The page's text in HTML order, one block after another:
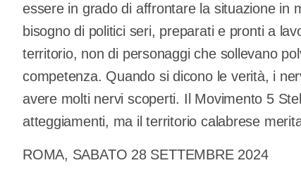
essere in grado di affrontare la situazione in
bisogno di politici seri, preparati e pronti a
territorio, non di personaggi che sollevano
competenza. Quando si dicono le verità, i
avere molti nervi scoperti. Il Movimento 5
atteggiamenti, ma il territorio calabrese
ROMA, SABATO 28 SETTEMBRE